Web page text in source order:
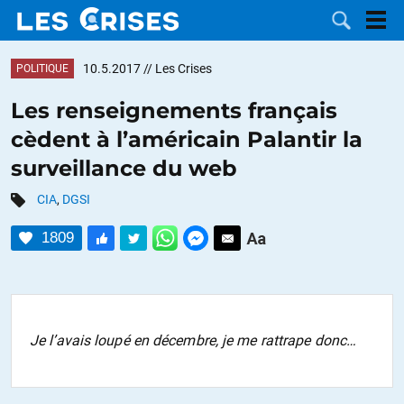
DOSSIERS
CATÉGORIES
MOTS CLÉS
NOUS
CONTACTER
FAIRE UN
POLITIQUE 10.5.2017 // Les Crises
Les renseignements français
cèdent à l’américain Palantir la
surveillance du web
CIA, DGSI
1809
Je l’avais loupé en décembre, je me rattrape donc…